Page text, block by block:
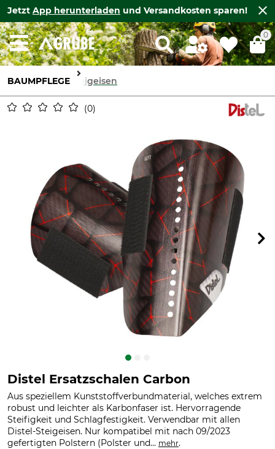
Jetzt App herunterladen und Versandkosten sparen!
0
BAUMPFLEGE Steigeisen
0
Distel Ersatzschalen Carbon
Aus speziellem Kunststoffverbundmaterial, welches extrem
robust und leichter als Karbonfaser ist. Hervorragende
Steifigkeit und Schlagfestigkeit. Verwendbar mit allen
Distel-Steigeisen. Nur kompatibel mit nach 09/2023
gefertigten Polstern (Polster und... mehr.